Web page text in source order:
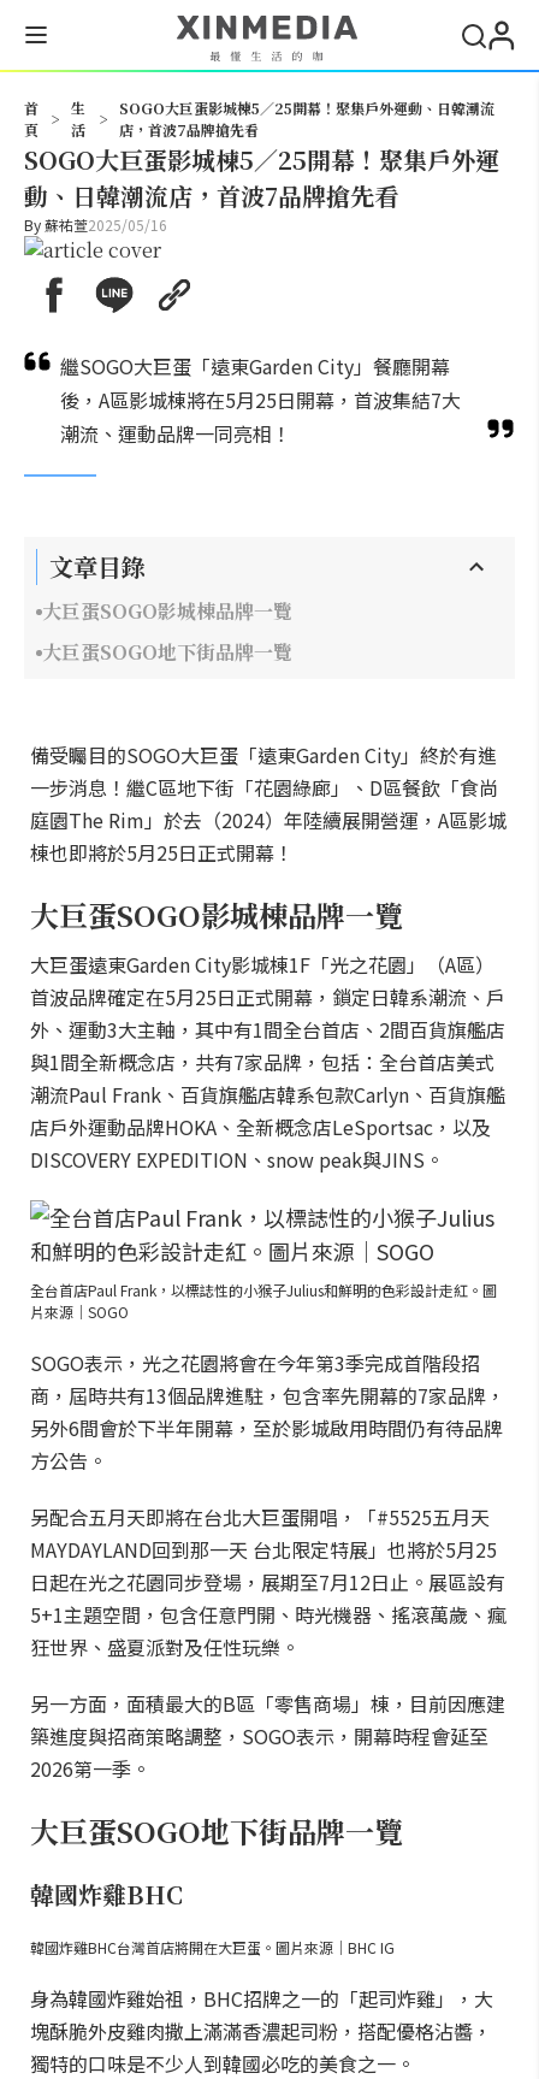
首
頁
>
生
活
>
SOGO大巨蛋影城棟5／25開幕！聚集戶外運動、日韓潮流
店，首波7品牌搶先看
SOGO大巨蛋影城棟5／25開幕！聚集戶外運
動、日韓潮流店，首波7品牌搶先看
By蘇祐萱2025/05/16
繼SOGO大巨蛋「遠東Garden City」餐廳開幕
後，A區影城棟將在5月25日開幕，首波集結7大
潮流、運動品牌一同亮相！
文章目錄
大巨蛋SOGO影城棟品牌一覽
大巨蛋SOGO地下街品牌一覽
備受矚目的SOGO大巨蛋「遠東Garden City」終於有進
一步消息！繼C區地下街「花園綠廊」、D區餐飲「食尚
庭園The Rim」於去（2024）年陸續展開營運，A區影城
棟也即將於5月25日正式開幕！
大巨蛋SOGO影城棟品牌一覽
大巨蛋遠東Garden City影城棟1F「光之花園」（A區）
首波品牌確定在5月25日正式開幕，鎖定日韓系潮流、戶
外、運動3大主軸，其中有1間全台首店、2間百貨旗艦店
與1間全新概念店，共有7家品牌，包括：全台首店美式
潮流Paul Frank、百貨旗艦店韓系包款Carlyn、百貨旗艦
店戶外運動品牌HOKA、全新概念店LeSportsac，以及
DISCOVERY EXPEDITION、snow peak與JINS。
全台首店Paul Frank，以標誌性的小猴子Julius和鮮明的色彩設計走紅。圖
片來源｜SOGO
SOGO表示，光之花園將會在今年第3季完成首階段招
商，屆時共有13個品牌進駐，包含率先開幕的7家品牌，
另外6間會於下半年開幕，至於影城啟用時間仍有待品牌
方公告。
另配合五月天即將在台北大巨蛋開唱，「#5525五月天
MAYDAYLAND回到那一天 台北限定特展」也將於5月25
日起在光之花園同步登場，展期至7月12日止。展區設有
5+1主題空間，包含任意門開、時光機器、搖滾萬歲、瘋
狂世界、盛夏派對及任性玩樂。
另一方面，面積最大的B區「零售商場」棟，目前因應建
築進度與招商策略調整，SOGO表示，開幕時程會延至
2026第一季。
大巨蛋SOGO地下街品牌一覽
韓國炸雞BHC
韓國炸雞BHC台灣首店將開在大巨蛋。圖片來源｜BHC IG
身為韓國炸雞始祖，BHC招牌之一的「起司炸雞」，大
塊酥脆外皮雞肉撒上滿滿香濃起司粉，搭配優格沾醬，
獨特的口味是不少人到韓國必吃的美食之一。